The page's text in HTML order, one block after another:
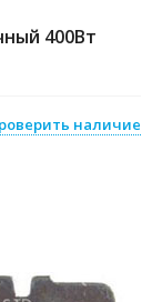
400Вт
наличие